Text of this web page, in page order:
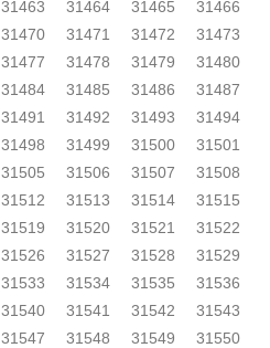
31463 31464 31465
31466
31470 31471 31472
31473
31477 31478 31479
31480
31484 31485 31486
31487
31491 31492 31493
31494
31498 31499 31500
31501
31505 31506 31507
31508
31512 31513 31514
31515
31519 31520 31521
31522
31526 31527 31528
31529
31533 31534 31535
31536
31540 31541 31542
31543
31547 31548 31549
31550